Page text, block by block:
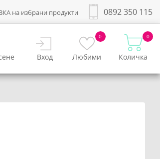
0892 350 115
на избрани продукти
Вход
0
Любими
0
Количка